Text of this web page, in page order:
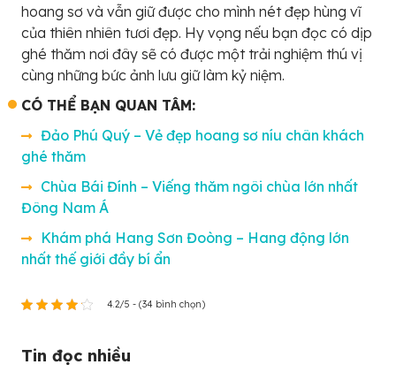
hoang sơ và vẫn giữ được cho mình nét đẹp hùng vĩ
của thiên nhiên tươi đẹp. Hy vọng nếu bạn đọc có dịp
ghé thăm nơi đây sẽ có được một trải nghiệm thú vị
cùng những bức ảnh lưu giữ làm kỷ niệm.
CÓ THỂ BẠN QUAN TÂM:
Đảo Phú Quý – Vẻ đẹp hoang sơ níu chân khách
ghé thăm
Chùa Bái Đính – Viếng thăm ngôi chùa lớn nhất
Đông Nam Á
Khám phá Hang Sơn Đoòng – Hang động lớn
nhất thế giới đầy bí ẩn
4.2/5 - (34 bình chọn)
Tin đọc nhiều